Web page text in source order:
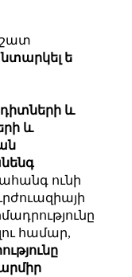
ե
և
և
ունի
համար,